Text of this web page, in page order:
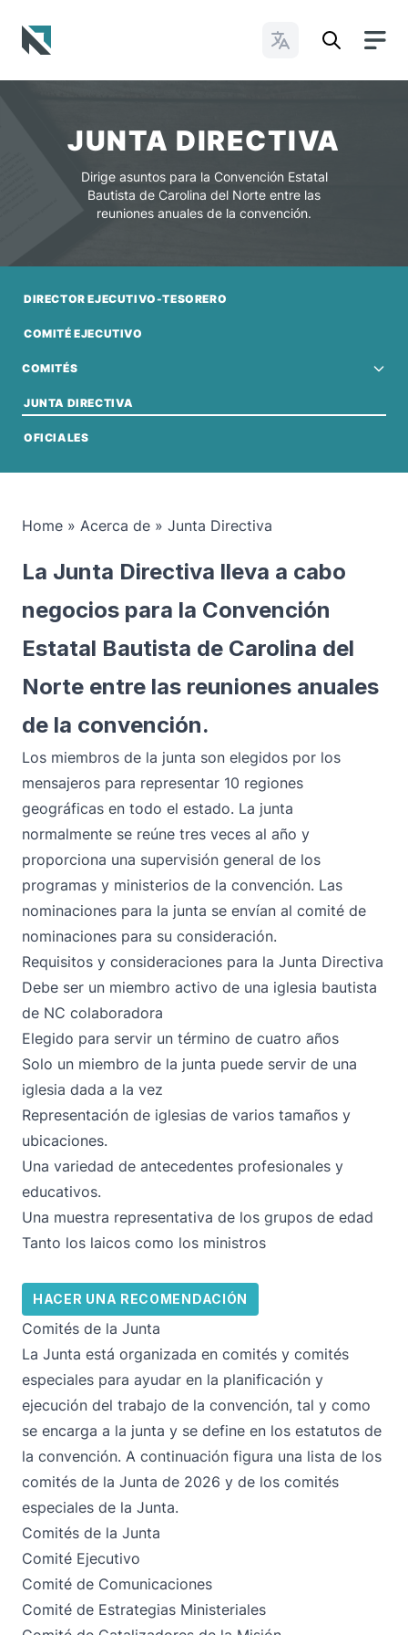
Cambiar idioma
JUNTA DIRECTIVA
Dirige asuntos para la Convención Estatal
Bautista de Carolina del Norte entre las
reuniones anuales de la convención.
DIRECTOR EJECUTIVO-TESORERO
COMITÉ EJECUTIVO
COMITÉS
JUNTA DIRECTIVA
OFICIALES
Home » Acerca de » Junta Directiva
La Junta Directiva lleva a cabo
negocios para la Convención
Estatal Bautista de Carolina del
Norte entre las reuniones anuales
de la convención.
Los miembros de la junta son elegidos por los
mensajeros para representar 10 regiones
geográficas en todo el estado. La junta
normalmente se reúne tres veces al año y
proporciona una supervisión general de los
programas y ministerios de la convención. Las
nominaciones para la junta se envían al comité de
nominaciones para su consideración.
Requisitos y consideraciones para la Junta Directiva
Debe ser un miembro activo de una iglesia bautista
de NC colaboradora
Elegido para servir un término de cuatro años
Solo un miembro de la junta puede servir de una
iglesia dada a la vez
Representación de iglesias de varios tamaños y
ubicaciones.
Una variedad de antecedentes profesionales y
educativos.
Una muestra representativa de los grupos de edad
Tanto los laicos como los ministros
HACER UNA RECOMENDACIÓN
Comités de la Junta
La Junta está organizada en comités y comités
especiales para ayudar en la planificación y
ejecución del trabajo de la convención, tal y como
se encarga a la junta y se define en los estatutos de
la convención. A continuación figura una lista de los
comités de la Junta de 2026 y de los comités
especiales de la Junta.
Comités de la Junta
Comité Ejecutivo
Comité de Comunicaciones
Comité de Estrategias Ministeriales